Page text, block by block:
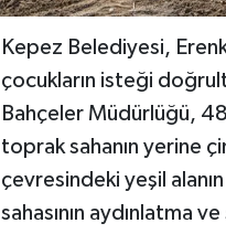
Kepez Belediyesi,
çocukların isteği
Bahçeler Müdürlüğü,
toprak sahanın yerine
çevresindeki yeşil
sahasının aydınlatma